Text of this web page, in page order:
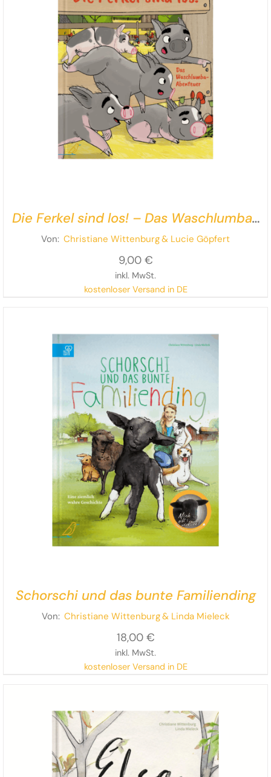
Die Ferkel sind los! – Das Waschlumba-
Abenteuer
Von: Christiane Wittenburg& Lucie Göpfert
9,00 €
inkl. MwSt.
kostenloser Versand in DE
Schorschi und das bunte Familiending
Von: Christiane Wittenburg& Linda Mieleck
18,00 €
inkl. MwSt.
kostenloser Versand in DE